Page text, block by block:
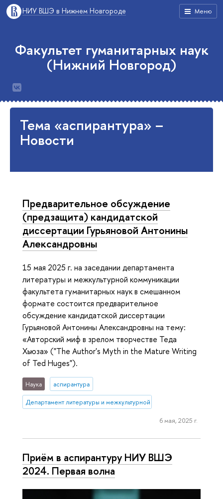
Меню
НИУ ВШЭ в Нижнем Новгороде
Факультет гуманитарных наук
(Нижний Новгород)
Тема «аспирантура» –
Новости
Предварительное обсуждение
(предзащита) кандидатской
диссертации Гурьяновой Антонины
Александровны
15 мая 2025 г. на заседании департамента
литературы и межкультурной коммуникации
факультета гуманитарных наук в смешанном
формате состоится предварительное
обсуждение кандидатской диссертации
Гурьяновой Антонины Александровны на тему:
«Авторский миф в зрелом творчестве Теда
Хьюза» ("The Author's Myth in the Mature Writing
of Ted Huges").
Наука аспирантура
Департамент литературы и межкультурной коммуникации
6 мая, 2025 г.
Приём в аспирантуру НИУ ВШЭ
2024. Первая волна